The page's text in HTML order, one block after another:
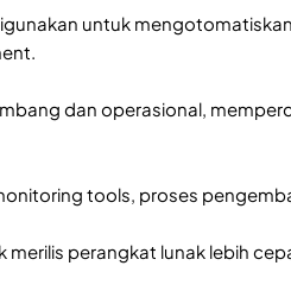
untuk
dan operasional,
tools, proses
perangkat lunak lebih